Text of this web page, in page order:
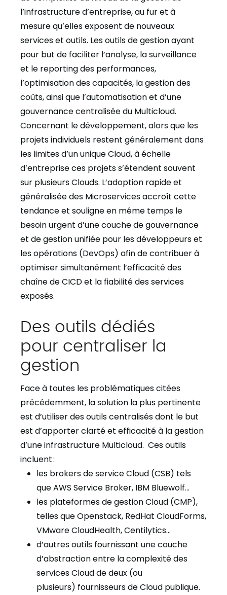
l’infrastructure d’entreprise, au fur et à
mesure qu’elles exposent de nouveaux
services et outils. Les outils de gestion ayant
pour but de faciliter l’analyse, la surveillance
et le reporting des performances,
l’optimisation des capacités, la gestion des
coûts, ainsi que l’automatisation et d’une
gouvernance centralisée du Multicloud.
Concernant le développement, alors que les
projets individuels restent généralement dans
les limites d’un unique Cloud, à échelle
d’entreprise ces projets s’étendent souvent
sur plusieurs Clouds. L’adoption rapide et
généralisée des Microservices accroît cette
tendance et souligne en même temps le
besoin urgent d’une couche de gouvernance
et de gestion unifiée pour les développeurs et
les opérations (DevOps) afin de contribuer à
optimiser simultanément l’efficacité des
chaîne de CICD et la fiabilité des services
exposés.
Des outils dédiés
pour centraliser la
gestion
Face à toutes les problématiques citées
précédemment, lasolution la plus pertinente
est d’utiliserdesoutils centralisés dont le but
est d’apporter clarté et efficacité à la gestion
d’une infrastructure Multicloud. Ces outils
incluent:
les brokers de service Cloud (CSB) tels
queAWS Service Broker, IBM Bluewolf...
les plateformes de gestion Cloud (CMP),
telles queOpenstack, RedHat CloudForms,
VMware CloudHealth, Centilytics...
d’autres outils fournissant une couche
d’abstraction entre la complexité des
services Cloud de deux (ou
plusieurs) fournisseurs de Cloud publique.